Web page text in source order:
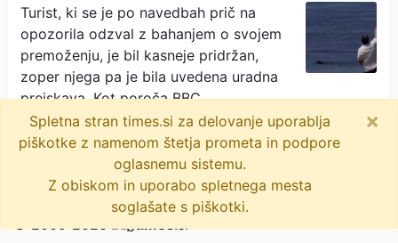
bogat sem"
Turist, ki se je po navedbah prič na
opozorila odzval z bahanjem o svojem
premoženju, je bil kasneje pridržan,
zoper njega pa je bila uvedena uradna
preiskava. Kot poroča BBC, …
Dnevnik · 2M
kamenjanje havaji ogrožena vrsta
Spletna stran times.si za delovanje uporablja
piškotke z namenom štetja prometa in podpore
oglasnemu sistemu.
Z obiskom in uporabo spletnega mesta
soglašate s piškotki.
×
© 2009-2026 times.si